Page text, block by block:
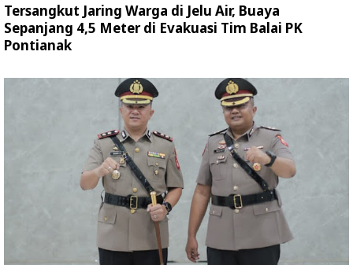
Tersangkut Jaring Warga di Jelu Air, Buaya
Sepanjang 4,5 Meter di Evakuasi Tim Balai PK
Pontianak